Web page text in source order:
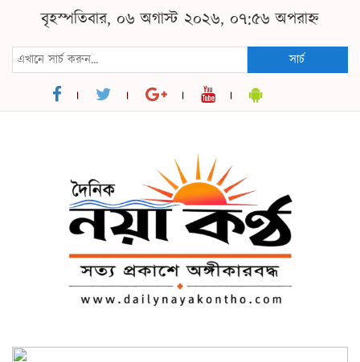
বৃহস্পতিবার, ০৬ অগাস্ট ২০২৬, ০৭:৫৬ অপরাহ্ন
সার্চ